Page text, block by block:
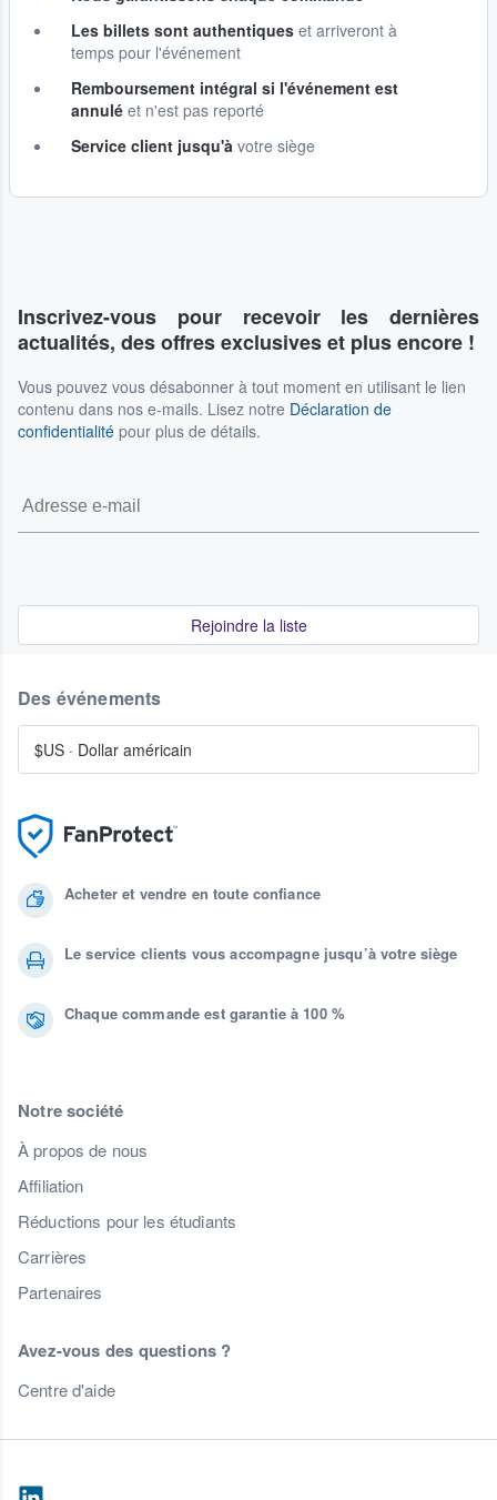
Les billets sont authentiques et arriveront à
temps pour l'événement
Remboursement intégral si l'événement est
annulé et n'est pas reporté
Service client jusqu'à votre siège
Inscrivez-vous pour recevoir les dernières
actualités, des offres exclusives et plus encore !
Vous pouvez vous désabonner à tout moment en utilisant le lien
contenu dans nos e-mails. Lisez notre Déclaration de
confidentialité pour plus de détails.
Rejoindre la liste
Acheter et vendre en toute confiance
Le service clients vous accompagne jusqu’à votre siège
Chaque commande est garantie à 100 %
Notre société
À propos de nous
Affiliation
Réductions pour les étudiants
Carrières
Partenaires
Avez-vous des questions ?
Centre d'aide
Des événements
$US · Dollar américain